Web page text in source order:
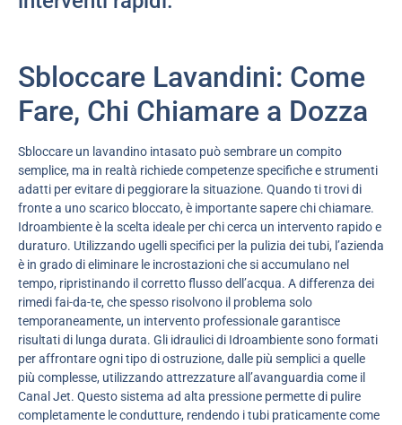
Sbloccare Lavandini: Come
Fare, Chi Chiamare a Dozza
Sbloccare un lavandino intasato può sembrare un compito
semplice, ma in realtà richiede competenze specifiche e strumenti
adatti per evitare di peggiorare la situazione. Quando ti trovi di
fronte a uno scarico bloccato, è importante sapere chi chiamare.
Idroambiente è la scelta ideale per chi cerca un intervento rapido e
duraturo. Utilizzando ugelli specifici per la pulizia dei tubi, l’azienda
è in grado di eliminare le incrostazioni che si accumulano nel
tempo, ripristinando il corretto flusso dell’acqua. A differenza dei
rimedi fai-da-te, che spesso risolvono il problema solo
temporaneamente, un intervento professionale garantisce
risultati di lunga durata. Gli idraulici di Idroambiente sono formati
per affrontare ogni tipo di ostruzione, dalle più semplici a quelle
più complesse, utilizzando attrezzature all’avanguardia come il
Canal Jet. Questo sistema ad alta pressione permette di pulire
completamente le condutture, rendendo i tubi praticamente come